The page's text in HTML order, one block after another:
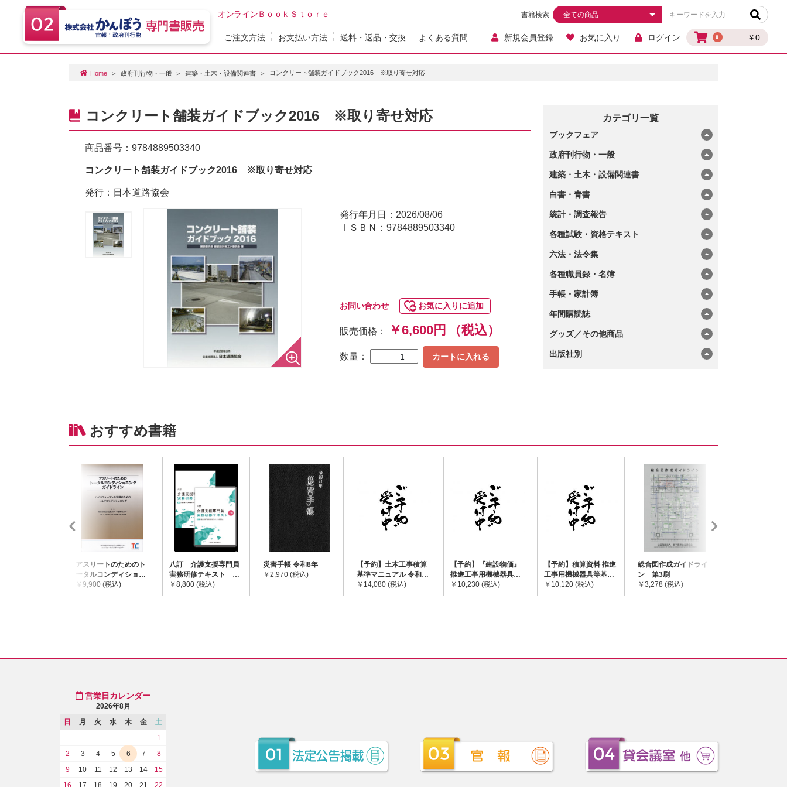
オンラインＢｏｏｋＳｔｏｒｅ
0 ￥0
書籍検索
ご注文方法 お支払い方法 送料・返品・交換 よくある質問 新規会員登録 お気に入り ログイン
Home 政府刊行物・一般 建築・土木・設備関連書 コンクリート舗装ガイドブック2016 ※取り寄せ対応
カテゴリ一覧
ブックフェア
政府刊行物・一般
建築・土木・設備関連書
白書・青書
統計・調査報告
各種試験・資格テキスト
六法・法令集
各種職員録・名簿
手帳・家計簿
年間購読誌
グッズ／その他商品
出版社別
コンクリート舗装ガイドブック2016 ※取り寄せ対応
商品番号： 9784889503340
コンクリート舗装ガイドブック2016 ※取り寄せ対応
発行：日本道路協会
発行年月日：2026/08/06
ＩＳＢＮ：9784889503340
お問い合わせ お気に入りに追加
販売価格： ￥6,600円 （税込）
数量： カートに入れる
おすすめ書籍
アスリートのためのト
ータルコンディショニ
ングガイドライン
￥9,900 (税込)
八訂 介護支援専門員
実務研修テキスト
(上・下巻/分売不可)
￥8,800 (税込)
災害手帳 令和8年
￥2,970 (税込)
【予約】土木工事積算
基準マニュアル 令和8
年度版 ※2026年8月
下旬発売予定
￥14,080 (税込)
【予約】『建設物価』
推進工事用機械器具等
基礎価格表 2026年度
版 ※2026/8/31発売予
￥10,230 (税込)
【予約】積算資料 推進
工事用機械器具等基礎
価格表 2026年度版
※2026/8/31発売予定
￥10,120 (税込)
総合図作成ガイドライ
ン 第3刷
￥3,278 (税込)
営業日カレンダー
2026年8月
日
月 火 水 木 金
土
1
2
3 4 5 6 7
8
9
10 11 12 13 14
15
16
17 18 19 20 21 22